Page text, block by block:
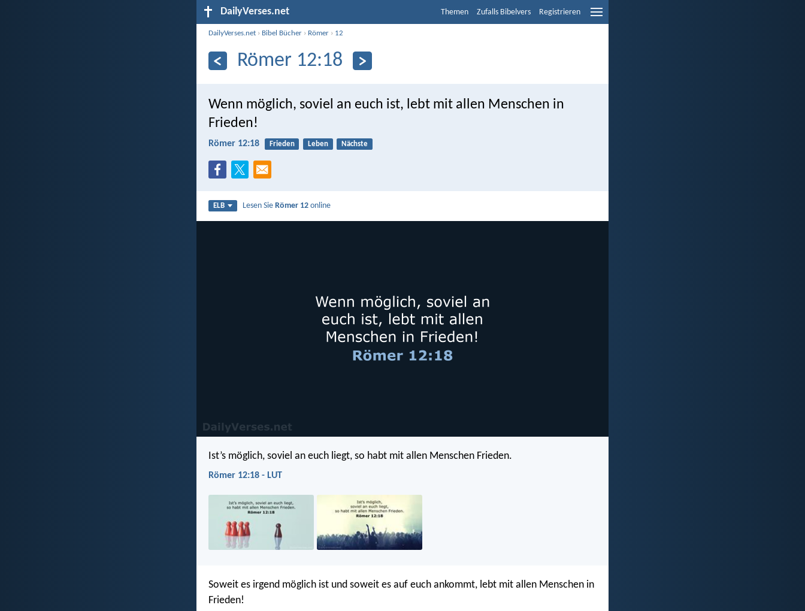
DailyVerses.net Themen Zufalls Bibelvers Registrieren
DailyVerses.net › Bibel Bücher › Römer › 12
Römer 12:18
Wenn möglich, soviel an euch ist, lebt mit allen Menschen in
Frieden!
Römer 12:18 Frieden Leben Nächste
ELB Lesen SieRömer 12 online
Ist’s möglich, soviel an euch liegt, so habt mit allen Menschen Frieden.
Römer 12:18 - LUT
Soweit es irgend möglich ist und soweit es auf euch ankommt, lebt mit allen Menschen in
Frieden!